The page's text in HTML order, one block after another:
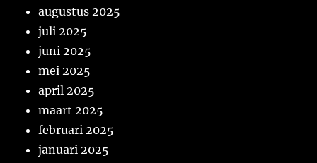
augustus 2025
juli 2025
juni 2025
mei 2025
april 2025
maart 2025
februari 2025
januari 2025